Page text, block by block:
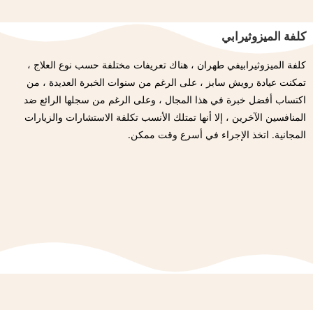
كلفة الميزوثيرابي
كلفة الميزوثيرابيفي طهران ، هناك تعريفات مختلفة حسب نوع العلاج ،
تمكنت عيادة رويش سابز ، على الرغم من سنوات الخبرة العديدة ، من
اكتساب أفضل خبرة في هذا المجال ، وعلى الرغم من سجلها الرائع ضد
المنافسين الآخرين ، إلا أنها تمتلك الأنسب تكلفة الاستشارات والزيارات
المجانية. اتخذ الإجراء في أسرع وقت ممكن.